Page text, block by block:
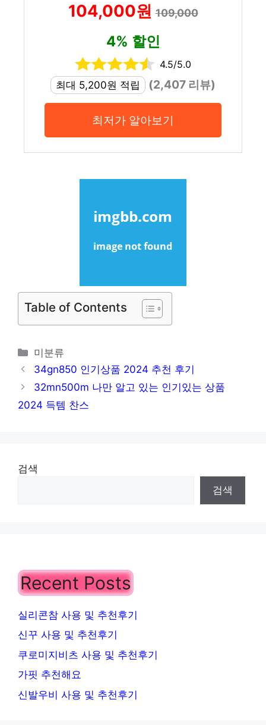
104,000원109,000
4% 할인
4.5/5.0
최대 5,200원 적립
(2,407 리뷰)
최저가 알아보기
Table of Contents
카
테
고
미분류
34gn850 인기상품 2024 추천 후기
32mn500m 나만 알고 있는 인기있는 상품
2024 득템 찬스
검색
검색
Recent Posts
실리콘참 사용 및 추천후기
신꾸 사용 및 추천후기
쿠로미지비츠 사용 및 추천후기
가핏 추천해요
신발우비 사용 및 추천후기